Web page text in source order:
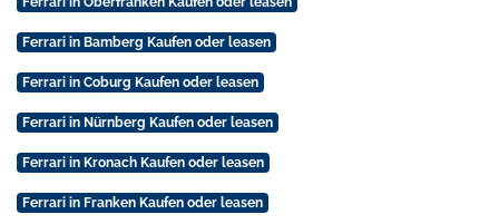
Ferrari in Bamberg Kaufen oder leasen
Ferrari in Coburg Kaufen oder leasen
Ferrari in Nürnberg Kaufen oder leasen
Ferrari in Kronach Kaufen oder leasen
Ferrari in Franken Kaufen oder leasen